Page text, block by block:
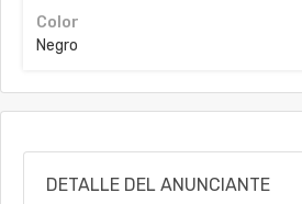
Color
Negro
DETALLE DEL ANUNCIANTE